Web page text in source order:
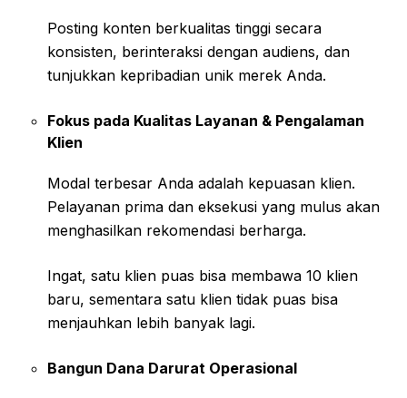
Posting konten berkualitas tinggi secara
konsisten, berinteraksi dengan audiens, dan
tunjukkan kepribadian unik merek Anda.
Fokus pada Kualitas Layanan & Pengalaman
Klien
Modal terbesar Anda adalah kepuasan klien.
Pelayanan prima dan eksekusi yang mulus akan
menghasilkan rekomendasi berharga.
Ingat, satu klien puas bisa membawa 10 klien
baru, sementara satu klien tidak puas bisa
menjauhkan lebih banyak lagi.
Bangun Dana Darurat Operasional